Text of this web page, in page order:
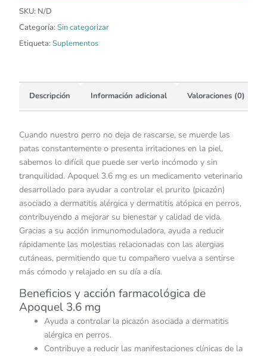
SKU: N/D
Categoría: Sin categorizar
Etiqueta: Suplementos
Descripción Información adicional Valoraciones (0)
Cuando nuestro perro no deja de rascarse, se muerde las
patas constantemente o presenta irritaciones en la piel,
sabemos lo difícil que puede ser verlo incómodo y sin
tranquilidad. Apoquel 3.6 mg es un medicamento veterinario
desarrollado para ayudar a controlar el prurito (picazón)
asociado a dermatitis alérgica y dermatitis atópica en perros,
contribuyendo a mejorar su bienestar y calidad de vida.
Gracias a su acción inmunomoduladora, ayuda a reducir
rápidamente las molestias relacionadas con las alergias
cutáneas, permitiendo que tu compañero vuelva a sentirse
más cómodo y relajado en su día a día.
Beneficios y acción farmacológica de
Apoquel 3.6 mg
Ayuda a controlar la picazón asociada a dermatitis
alérgica en perros.
Contribuye a reducir las manifestaciones clínicas de la